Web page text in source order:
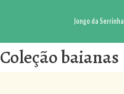
Jongo da Serrinha
Coleção baianas